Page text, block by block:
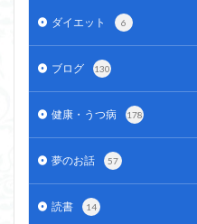
ダイエット 6
ブログ 130
健康・うつ病 178
夢のお話 57
読書 14